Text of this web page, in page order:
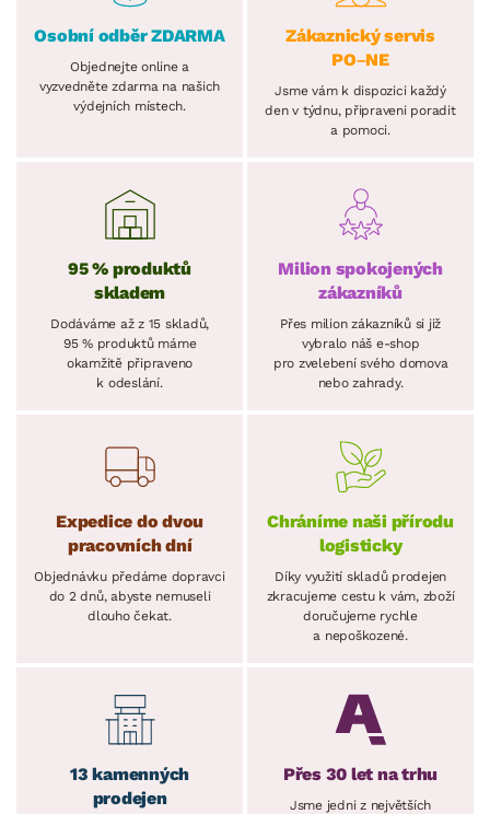
Osobní odběr ZDARMA
Objednejte online a
vyzvedněte zdarma na našich
výdejních místech.
Zákaznický servis
PO–NE
Jsme vám k dispozici každý
den v týdnu, připraveni poradit
a pomoci.
95 % produktů
skladem
Dodáváme až z 15 skladů,
95 % produktů máme
okamžitě připraveno
k odeslání.
Milion spokojených
zákazníků
Přes milion zákazníků si již
vybralo náš e-shop
pro zvelebení svého domova
nebo zahrady.
Expedice do dvou
pracovních dní
Objednávku předáme dopravci
do 2 dnů, abyste nemuseli
dlouho čekat.
Chráníme naši přírodu
logisticky
Díky využití skladů prodejen
zkracujeme cestu k vám, zboží
doručujeme rychle
a nepoškozené.
13 kamenných
prodejen
Přes 30 let na trhu
Jsme jedni z největších